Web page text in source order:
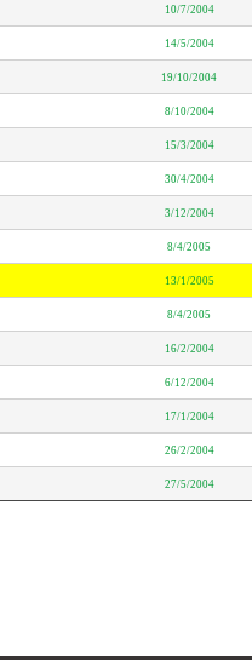
10/7/2004
14/5/2004
19/10/2004
8/10/2004
15/3/2004
30/4/2004
3/12/2004
8/4/2005
13/1/2005
8/4/2005
16/2/2004
6/12/2004
17/1/2004
26/2/2004
27/5/2004